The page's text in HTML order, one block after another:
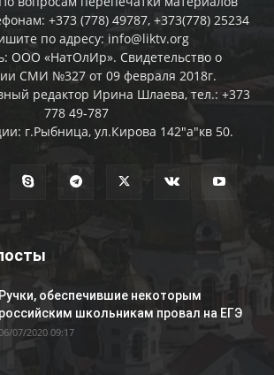
+373 (778) 49787, +373(778) 25234
по адресу: info@liktv.org
ООО «НатОлИр». Свидетельство о
СМИ №327 от 09 февраля 2018г.
редактор Ирина Шлаева, тел.: +373
778 49-787
г.Рыбница, ул.Кирова 142"а"кв 50.
Ручки, обеспечившие некоторым
российским школьникам провал на ЕГЭ
07/2020 09:17